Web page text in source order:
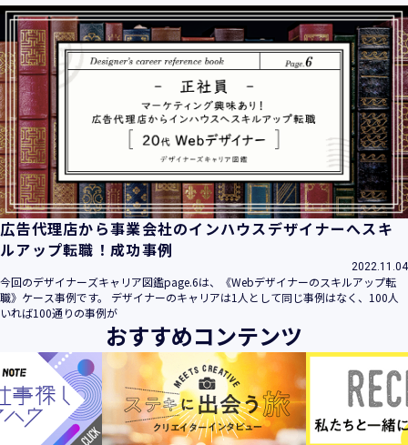
広告代理店から事業会社のインハウスデザイナーへスキ
ルアップ転職！成功事例
2022.11.04
今回のデザイナーズキャリア図鑑page.6は、《Webデザイナーのスキルアップ転
職》ケース事例です。 デザイナーのキャリアは1人として同じ事例はなく、100人
いれば100通りの事例が
おすすめコンテンツ